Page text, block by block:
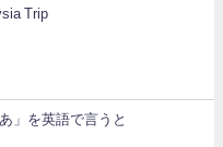
Trip
」を英語で言うと